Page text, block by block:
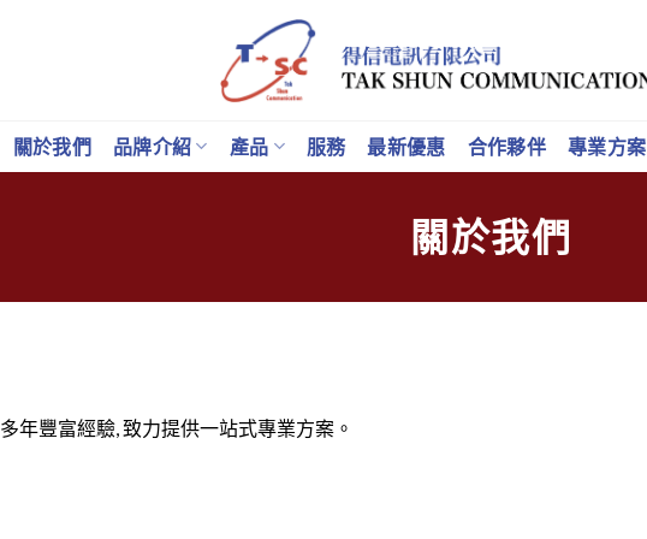
關於我們 品牌介紹 產品 服務 最新優惠 合作夥伴 專業方案
關於我們
多年豐富經驗 致力提供一站式專業方案。